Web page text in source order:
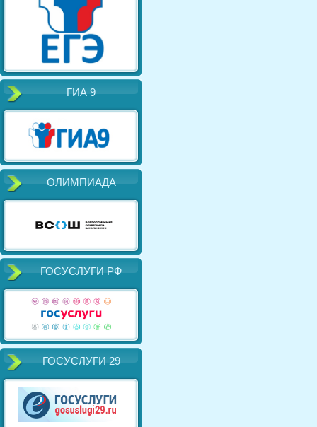
ГИА 9
ОЛИМПИАДА
ГОСУСЛУГИ РФ
ГОСУСЛУГИ 29